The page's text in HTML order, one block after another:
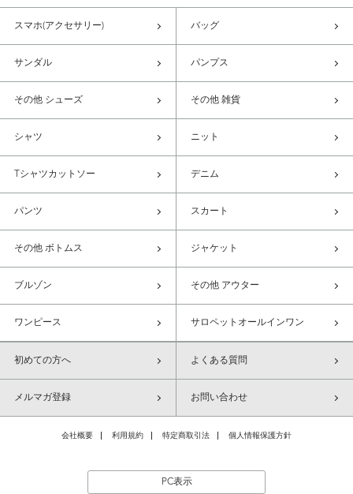
スマホ(アクセサリー) バッグ
サンダル パンプス
その他 シューズ その他 雑貨
シャツ ニット
Tシャツカットソー デニム
パンツ スカート
その他 ボトムス ジャケット
ブルゾン その他 アウター
ワンピース サロペットオールインワン
初めての方へ よくある質問
メルマガ登録 お問い合わせ
会社概要 利用規約 特定商取引法 個人情報保護方針
PC表示